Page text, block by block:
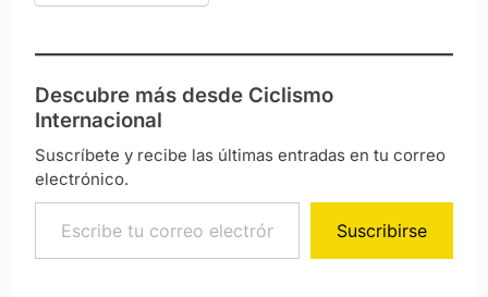
Descubre más desde Ciclismo
Internacional
Suscríbete y recibe las últimas entradas en tu correo
electrónico.
Escribe tu correo electrónico…
Suscribirse